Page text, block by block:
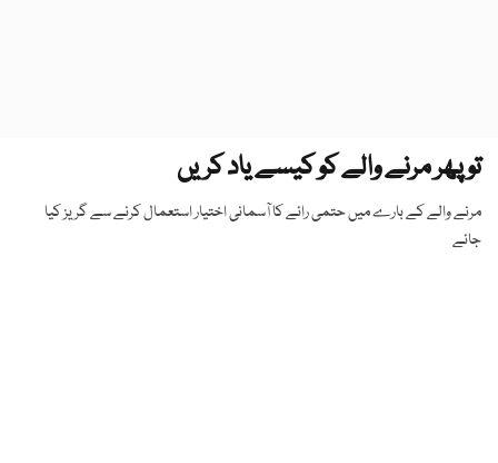
تو پھر مرنے والے کو کیسے یاد کریں
مرنے والے کے بارے میں حتمی رائے کا آسمانی اختیار استعمال کرنے سے گریز کیا
جائے